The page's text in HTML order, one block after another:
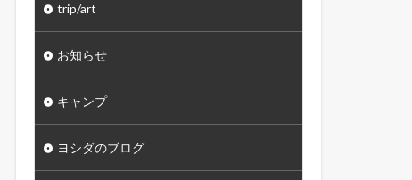
trip/art
お知らせ
キャンプ
ヨシダのブログ